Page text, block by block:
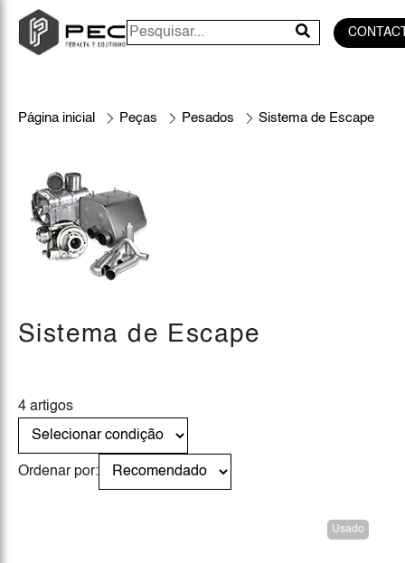
Página inicial Peças Pesados Sistema de Escape
Sistema de Escape
4 artigos
Ordenar por:
Usado